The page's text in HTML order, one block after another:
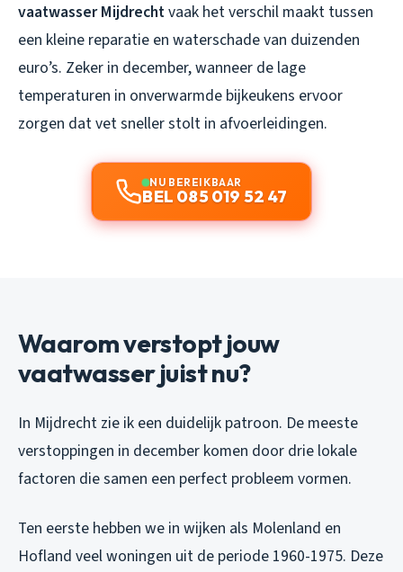
vaatwasser Mijdrechtvaak het verschil maakt tussen
een kleine reparatie en waterschade van duizenden
euro’s. Zeker in december, wanneer de lage
temperaturen in onverwarmde bijkeukens ervoor
zorgen dat vet sneller stolt in afvoerleidingen.
NU BEREIKBAAR
BEL 085 019 52 47
Waarom verstopt jouw
vaatwasser juist nu?
In Mijdrecht zie ik een duidelijk patroon. De meeste
verstoppingen in december komen door drie lokale
factoren die samen een perfect probleem vormen.
Ten eerste hebben we in wijken als Molenland en
Hofland veel woningen uit de periode 1960-1975. Deze